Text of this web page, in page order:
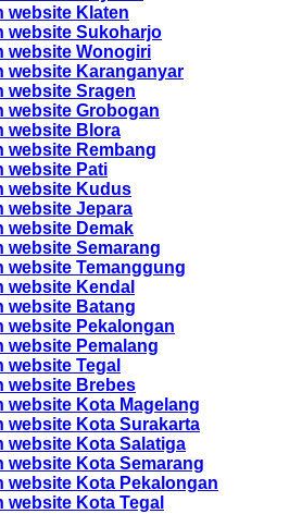
website Klaten
website Sukoharjo
website Wonogiri
website Karanganyar
website Sragen
website Grobogan
website Blora
website Rembang
website Pati
website Kudus
website Jepara
website Demak
website Semarang
website Temanggung
website Kendal
website Batang
website Pekalongan
website Pemalang
Tegal
website Brebes
website Kota Magelang
website Kota Surakarta
website Kota Salatiga
website Kota Semarang
website Kota Pekalongan
Kota Tegal